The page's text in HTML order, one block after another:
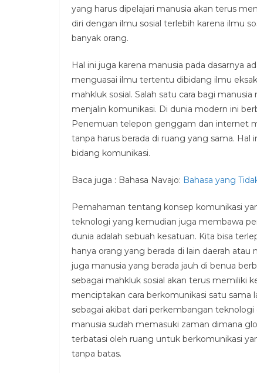
yang harus dipelajari manusia akan terus
diri dengan ilmu sosial terlebih karena ilmu
banyak orang.
Hal ini juga karena manusia pada dasarnya
menguasai ilmu tertentu dibidang ilmu
mahkluk sosial. Salah satu cara bagi
menjalin komunikasi. Di dunia modern ini
Penemuan telepon genggam dan internet
tanpa harus berada di ruang yang sama.
bidang komunikasi.
Baca juga : Bahasa Navajo: Bahasa yang
Pemahaman tentang konsep komunikasi
teknologi yang kemudian juga membawa
dunia adalah sebuah kesatuan. Kita bisa
hanya orang yang berada di lain daerah atau
juga manusia yang berada jauh di benua
sebagai mahkluk sosial akan terus memiliki
menciptakan cara berkomunikasi satu sama
sebagai akibat dari perkembangan teknologi
manusia sudah memasuki zaman dimana
terbatasi oleh ruang untuk berkomunikasi
tanpa batas.